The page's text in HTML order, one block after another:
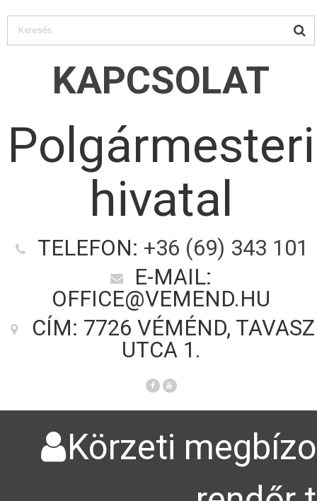
KAPCSOLAT
Polgármesteri
hivatal
TELEFON: +36 (69) 343 101
E-MAIL:
OFFICE@VEMEND.HU
CÍM: 7726 VÉMÉND, TAVASZ
UTCA 1.
Körzeti